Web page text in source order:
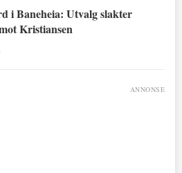
i Baneheia: Utvalg slakter
Kristiansen
ANNONSE